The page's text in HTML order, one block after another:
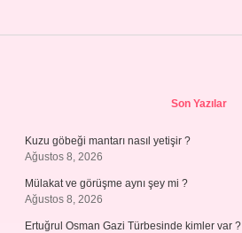
Son Yazılar
Kuzu göbeği mantarı nasıl yetişir ?
Ağustos 8, 2026
Mülakat ve görüşme aynı şey mi ?
Ağustos 8, 2026
Ertuğrul Osman Gazi Türbesinde kimler var ?